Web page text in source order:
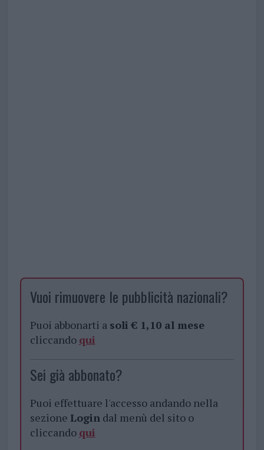
Vuoi rimuovere le pubblicità nazionali?
Puoi abbonarti a soli € 1,10 al mese
cliccando qui
Sei già abbonato?
Puoi effettuare l'accesso andando nella
sezione Logindal menù del sito o
cliccando qui